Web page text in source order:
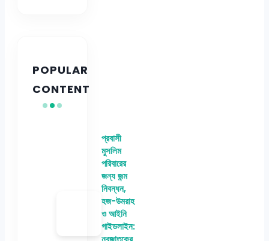
POPULAR
CONTENT
প্রবাসী
মুসলিম
পরিবারের
জন্য জন্ম
নিবন্ধন,
হজ-উমরাহ
ও আইনি
গাইডলাইন: